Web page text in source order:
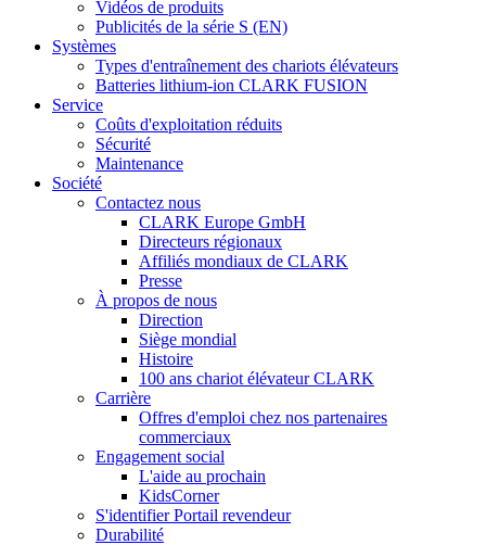
Vidéos de produits
Publicités de la série S (EN)
Systèmes
Types d'entraînement des chariots élévateurs
Batteries lithium-ion CLARK FUSION
Service
Coûts d'exploitation réduits
Sécurité
Maintenance
Société
Contactez nous
CLARK Europe GmbH
Directeurs régionaux
Affiliés mondiaux de CLARK
Presse
À propos de nous
Direction
Siège mondial
Histoire
100 ans chariot élévateur CLARK
Carrière
Offres d'emploi chez nos partenaires
commerciaux
Engagement social
L'aide au prochain
KidsCorner
S'identifier Portail revendeur
Durabilité